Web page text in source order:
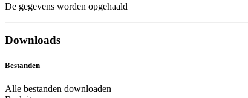
De gegevens worden opgehaald
Downloads
Bestanden
Alle bestanden downloaden